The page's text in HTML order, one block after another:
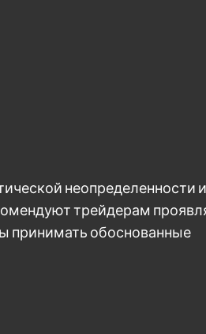
неопределенности и
трейдерам
принимать обоснованные